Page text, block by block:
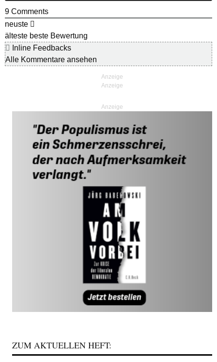
9 Comments
neuste
älteste beste Bewertung
Inline Feedbacks
Alle Kommentare ansehen
Anzeige
ZUM AKTUELLEN HEFT: